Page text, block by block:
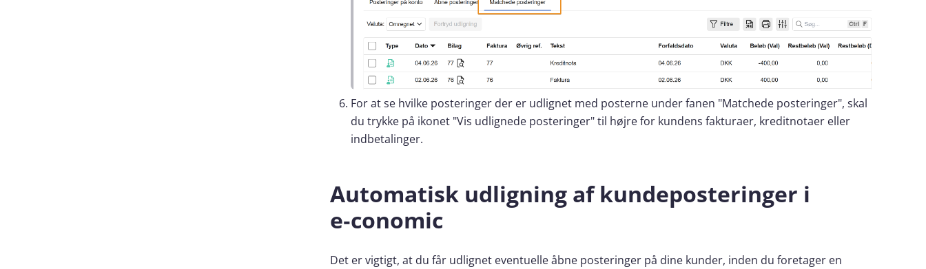
For at se hvilke posteringer der er udlignet med posterne under fanen "Matchede posteringer", skal
du trykke på ikonet "Vis udlignede posteringer" til højre for kundens fakturaer, kreditnotaer eller
indbetalinger.
Automatisk udligning af kundeposteringer i
e‑conomic
Det er vigtigt, at du får udlignet eventuelle åbne posteringer på dine kunder, inden du foretager en